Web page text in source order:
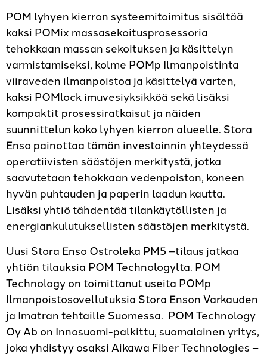
POM lyhyen kierron systeemitoimitus sisältää
kaksi POMix massasekoitusprosessoria
tehokkaan massan sekoituksen ja käsittelyn
varmistamiseksi, kolme POMp Ilmanpoistinta
viiraveden ilmanpoistoa ja käsittelyä varten,
kaksi POMlock imuvesiyksikköä sekä lisäksi
kompaktit prosessiratkaisut ja näiden
suunnittelun koko lyhyen kierron alueelle. Stora
Enso painottaa tämän investoinnin yhteydessä
operatiivisten säästöjen merkitystä, jotka
saavutetaan tehokkaan vedenpoiston, koneen
hyvän puhtauden ja paperin laadun kautta.
Lisäksi yhtiö tähdentää tilankäytöllisten ja
energiankulutuksellisten säästöjen merkitystä.
Uusi Stora Enso Ostroleka PM5 –tilaus jatkaa
yhtiön tilauksia POM Technologylta. POM
Technology on toimittanut useita POMp
Ilmanpoistosovellutuksia Stora Enson Varkauden
ja Imatran tehtaille Suomessa. POM Technology
Oy Ab on Innosuomi-palkittu, suomalainen yritys,
joka yhdistyy osaksi Aikawa Fiber Technologies –